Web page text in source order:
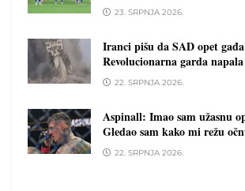
23. SRPNJA 2026.
Iranci pišu da SAD opet
Revolucionarna garda
22. SRPNJA 2026.
Aspinall: Imao sam užasnu
Gledao sam kako mi režu
22. SRPNJA 2026.